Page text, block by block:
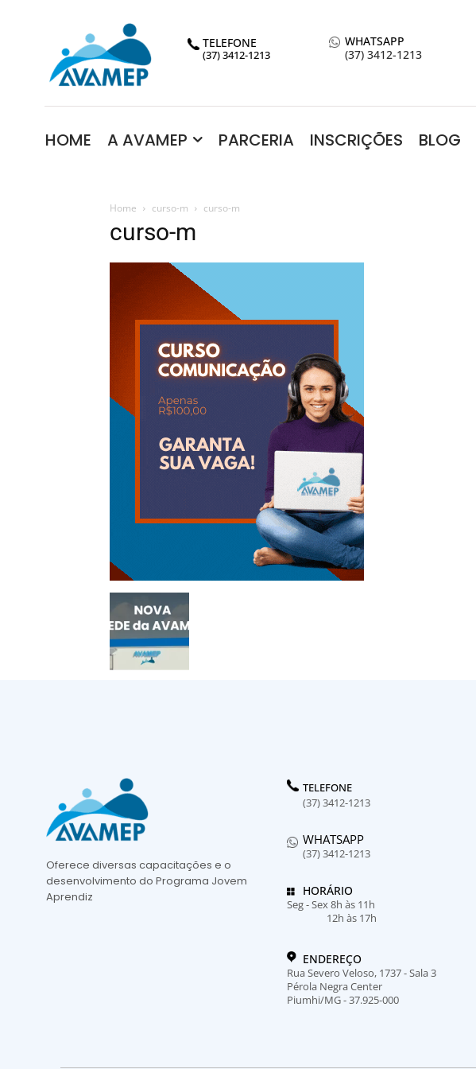
TELEFONE
WHATSAPP
(37) 3412-1213
(37) 3412-1213
HOME A AVAMEP PARCERIA INSCRIÇÕES BLOG
Home curso-m curso-m
curso-m
Oferece diversas capacitações e o
desenvolvimento do Programa Jovem
Aprendiz
TELEFONE
(37) 3412-1213
WHATSAPP
(37) 3412-1213
HORÁRIO
Seg - Sex 8h às 11h
12h às 17h
ENDEREÇO
Rua Severo Veloso, 1737 - Sala 3
Pérola Negra Center
Piumhi/MG - 37.925-000